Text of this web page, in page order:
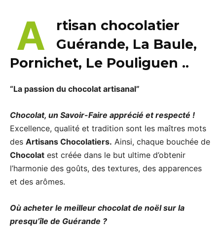
A
rtisan chocolatier
Guérande, La Baule,
Pornichet, Le Pouliguen ..
“La passion du chocolat artisanal”
Chocolat, un Savoir-Faire apprécié et respecté !
Excellence, qualité et tradition sont les maîtres mots
des Artisans Chocolatiers. Ainsi, chaque bouchée de
Chocolat est créée dans le but ultime d’obtenir
l’harmonie des goûts, des textures, des apparences
et des arômes.
Où acheter le meilleur chocolat de noël sur la
presqu’île de Guérande ?